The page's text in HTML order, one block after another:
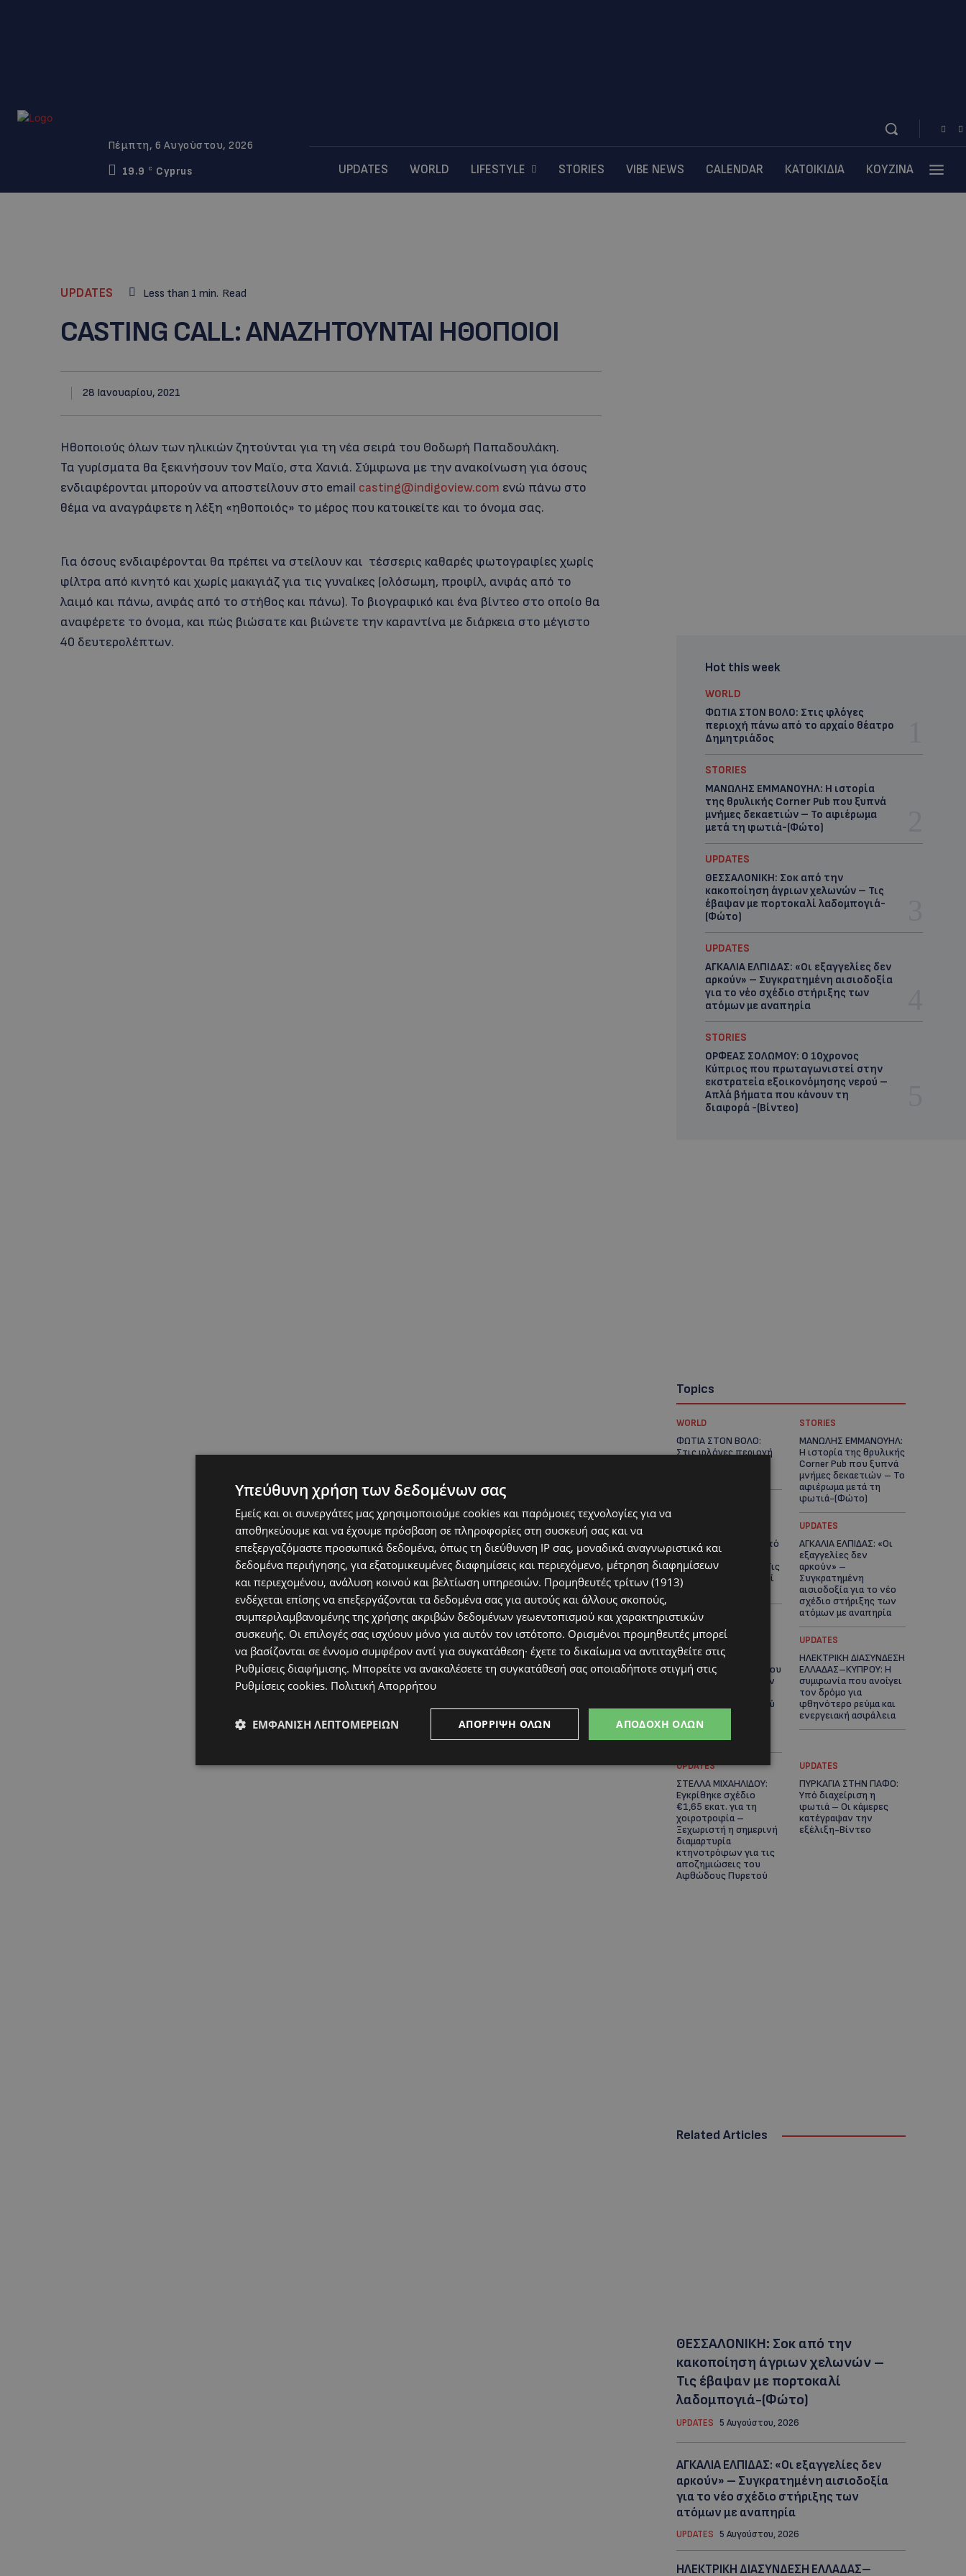
Πέμπτη, 6 Αυγούστου, 2026
19.9
C Cyprus UPDATES WORLD LIFESTYLE STORIES VIBE NEWS CALENDAR ΚΑΤΟΙΚΙΔΙΑ ΚΟΥΖΙΝΑ
UPDATES Less than 1 min. Read
CASTING CALL: ΑΝΑΖΗΤΟΥΝΤΑΙ ΗΘΟΠΟΙΟΙ
28 Ιανουαρίου, 2021
Ηθοποιούς όλων των ηλικιών ζητούνται για τη νέα σειρά του Θοδωρή Παπαδουλάκη.
Τα γυρίσματα θα ξεκινήσουν τον Μαϊο, στα Χανιά. Σύμφωνα με την ανακοίνωση για όσους
ενδιαφέρονται μπορούν να αποστείλουν στο email casting@indigoview.com ενώ πάνω στο
θέμα να αναγράφετε η λέξη «ηθοποιός» το μέρος που κατοικείτε και το όνομα σας.
Για όσους ενδιαφέρονται θα πρέπει να στείλουν και τέσσερις καθαρές φωτογραφίες χωρίς
φίλτρα από κινητό και χωρίς μακιγιάζ για τις γυναίκες (ολόσωμη, προφίλ, ανφάς από το
λαιμό και πάνω, ανφάς από το στήθος και πάνω). Το βιογραφικό και ένα βίντεο στο οποίο θα
αναφέρετε το όνομα, και πώς βιώσατε και βιώνετε την καραντίνα με διάρκεια στο μέγιστο
40 δευτερολέπτων.
Hot this week
WORLD
ΦΩΤΙΑ ΣΤΟΝ ΒΟΛΟ: Στις φλόγες
περιοχή πάνω από το αρχαίο θέατρο
Δημητριάδος
STORIES
ΜΑΝΩΛΗΣ ΕΜΜΑΝΟΥΗΛ: Η ιστορία
της θρυλικής Corner Pub που ξυπνά
μνήμες δεκαετιών – Το αφιέρωμα
μετά τη φωτιά-(Φώτο)
UPDATES
ΘΕΣΣΑΛΟΝΙΚΗ: Σοκ από την
κακοποίηση άγριων χελωνών – Τις
έβαψαν με πορτοκαλί λαδομπογιά-
(Φώτο)
UPDATES
ΑΓΚΑΛΙΑ ΕΛΠΙΔΑΣ: «Οι εξαγγελίες δεν
αρκούν» – Συγκρατημένη αισιοδοξία
για το νέο σχέδιο στήριξης των
ατόμων με αναπηρία
STORIES
ΟΡΦΕΑΣ ΣΟΛΩΜΟΥ: Ο 10χρονος
Κύπριος που πρωταγωνιστεί στην
εκστρατεία εξοικονόμησης νερού –
Απλά βήματα που κάνουν τη
διαφορά -(Βίντεο)
Topics
WORLD
ΦΩΤΙΑ ΣΤΟΝ ΒΟΛΟ:
Στις φλόγες περιοχή
STORIES
ΜΑΝΩΛΗΣ ΕΜΜΑΝΟΥΗΛ:
Η ιστορία της θρυλικής
Corner Pub που ξυπνά
μνήμες δεκαετιών – Το
αφιέρωμα μετά τη
φωτιά-(Φώτο)
ΘΕΣΣΑΛΟΝΙΚΗ: Σοκ από
την κακοποίηση
άγριων χελωνών – Τις
έβαψαν με πορτοκαλί
λαδομπογιά-(Φώτο)
UPDATES
ΑΓΚΑΛΙΑ ΕΛΠΙΔΑΣ: «Οι
εξαγγελίες δεν
αρκούν» –
Συγκρατημένη
αισιοδοξία για το νέο
σχέδιο στήριξης των
ατόμων με αναπηρία
STORIES
ΟΡΦΕΑΣ ΣΟΛΩΜΟΥ: Ο
10χρονος Κύπριος που
πρωταγωνιστεί στην
εξοικονόμησης νερού
κάνουν τη διαφορά -
(Βίντεο)
UPDATES
ΗΛΕΚΤΡΙΚΗ ΔΙΑΣΥΝΔΕΣΗ
ΕΛΛΑΔΑΣ–ΚΥΠΡΟΥ: Η
συμφωνία που ανοίγει
τον δρόμο για
φθηνότερο ρεύμα και
ενεργειακή ασφάλεια
UPDATES
ΣΤΕΛΛΑ ΜΙΧΑΗΛΙΔΟΥ:
Εγκρίθηκε σχέδιο
€1,65 εκατ. για τη
χοιροτροφία –
Ξεχωριστή η σημερινή
διαμαρτυρία
κτηνοτρόφων για τις
αποζημιώσεις του
Αφθώδους Πυρετού
UPDATES
ΠΥΡΚΑΓΙΑ ΣΤΗΝ ΠΑΦΟ:
Υπό διαχείριση η
φωτιά – Οι κάμερες
κατέγραψαν την
εξέλιξη-Βίντεο
Related Articles
ΘΕΣΣΑΛΟΝΙΚΗ: Σοκ από την
κακοποίηση άγριων χελωνών –
Τις έβαψαν με πορτοκαλί
λαδομπογιά-(Φώτο)
UPDATES 5 Αυγούστου, 2026
ΑΓΚΑΛΙΑ ΕΛΠΙΔΑΣ: «Οι εξαγγελίες δεν
αρκούν» – Συγκρατημένη αισιοδοξία
για το νέο σχέδιο στήριξης των
ατόμων με αναπηρία
UPDATES 5 Αυγούστου, 2026
ΗΛΕΚΤΡΙΚΗ ΔΙΑΣΥΝΔΕΣΗ ΕΛΛΑΔΑΣ–
Υπεύθυνη χρήση των δεδομένων σας
Εμείς και οι συνεργάτες μας χρησιμοποιούμε cookies και παρόμοιες τεχνολογίες για να
αποθηκεύουμε και να έχουμε πρόσβαση σε πληροφορίες στη συσκευή σας και να
επεξεργαζόμαστε προσωπικά δεδομένα, όπως τη διεύθυνση IP σας, μοναδικά αναγνωριστικά και
δεδομένα περιήγησης, για εξατομικευμένες διαφημίσεις και περιεχόμενο, μέτρηση διαφημίσεων
και περιεχομένου, ανάλυση κοινού και βελτίωση υπηρεσιών. Προμηθευτές τρίτων (1913)
ενδέχεται επίσης να επεξεργάζονται τα δεδομένα σας για αυτούς και άλλους σκοπούς,
συμπεριλαμβανομένης της χρήσης ακριβών δεδομένων γεωεντοπισμού και χαρακτηριστικών
συσκευής. Οι επιλογές σας ισχύουν μόνο για αυτόν τον ιστότοπο. Ορισμένοι προμηθευτές μπορεί
να βασίζονται σε έννομο συμφέρον αντί για συγκατάθεση· έχετε το δικαίωμα να αντιταχθείτε στις
Ρυθμίσεις διαφήμισης. Μπορείτε να ανακαλέσετε τη συγκατάθεσή σας οποιαδήποτε στιγμή στις
Ρυθμίσεις cookies. Πολιτική Απορρήτου
ΑΠΟΔΟΧΉ ΌΛΩΝ
ΑΠΌΡΡΙΨΗ ΌΛΩΝ
ΕΜΦΆΝΙΣΗ ΛΕΠΤΟΜΕΡΕΙΏΝ